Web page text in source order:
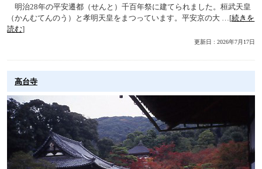
明治28年の平安遷都（せんと）千百年祭に建てられました。桓武天皇
（かんむてんのう）と孝明天皇をまつっています。平安京の大 …[続きを
読む]
更新日 : 2026年7月17日
高台寺